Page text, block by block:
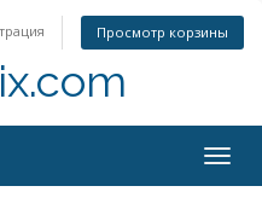
Просмотр корзины